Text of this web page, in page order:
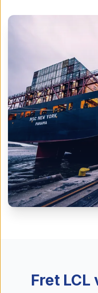
Fret LCL